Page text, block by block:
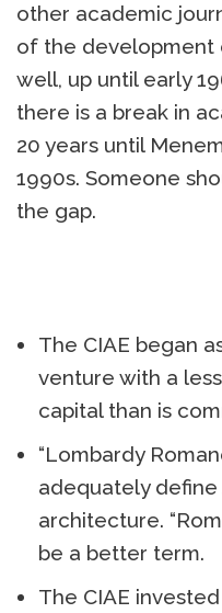
other academic
of the development
well, up until early
there is a break in
20 years until
1990s. Someone
the gap.
The CIAE began
venture with a
capital than is
“Lombardy
adequately define
architecture.
be a better term.
The CIAE